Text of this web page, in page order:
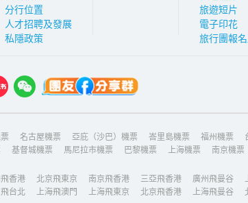
分行位置
人才招聘及發展
私隱政策
旅遊短片
電子印花
旅行團報
名古屋機票 亞庇（沙巴）機票 峇里島機票 福州機票
基督城機票 馬尼拉市機票 巴黎機票 上海機票 南京機票
香港 北京飛東京 南京飛香港 三亞飛香港 廣州飛曼谷
台北 上海飛澳門 上海飛東京 北京飛香港 上海飛曼谷